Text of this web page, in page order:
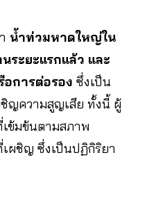
น้ำท่วมหาดใหญ่ใน
ะยะแรกแล้ว และ
อการต่อรอง ซึ่งเป็น
ญความสูญเสีย ทั้งนี้ ผู้
ข้มข้นตามสภาพ
ผชิญ ซึ่งเป็นปฏิกิริยา